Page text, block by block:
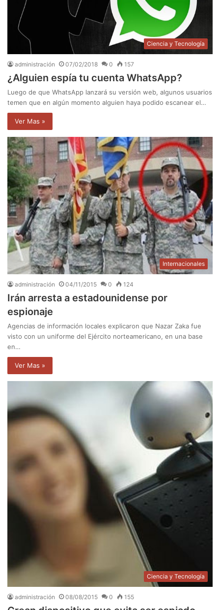
Ciencia y Tecnología
administración 07/02/2018 0 157
¿Alguien espía tu cuenta WhatsApp?
Luego de que WhatsApp lanzará su versión web, algunos usuarios
temen que en algún momento alguien haya podido escanear el…
Ver Mas »
Internacionales
administración 04/11/2015 0 124
Irán arresta a estadounidense por
espionaje
Agencias de información locales explicaron que Nazar Zaka fue
visto con un uniforme del Ejército norteamericano, en una base
en…
Ver Mas »
Ciencia y Tecnología
administración 08/08/2015 0 155